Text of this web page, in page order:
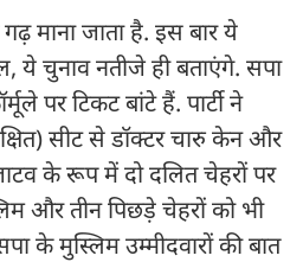
माना जाता है. इस बार ये
ये चुनाव नतीजे ही बताएंगे. सपा
पर टिकट बांटे हैं. पार्टी ने
सीट से डॉक्टर चारु केन और
के रूप में दो दलित चेहरों पर
और तीन पिछड़े चेहरों को भी
के मुस्लिम उम्मीदवारों की बात